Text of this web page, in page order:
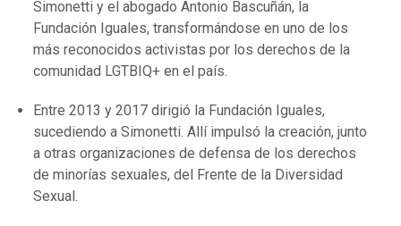
Simonetti y el abogado Antonio Bascuñán, la
Fundación Iguales, transformándose en uno de los
más reconocidos activistas por los derechos de la
comunidad LGTBIQ+ en el país.
Entre 2013 y 2017 dirigió la Fundación Iguales,
sucediendo a Simonetti. Allí impulsó la creación, junto
a otras organizaciones de defensa de los derechos
de minorías sexuales, del Frente de la Diversidad
Sexual.